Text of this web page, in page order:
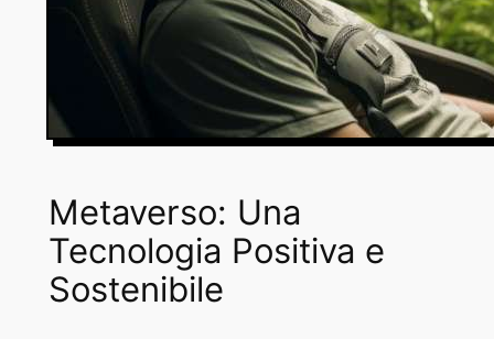
Metaverso: Una
Tecnologia Positiva e
Sostenibile